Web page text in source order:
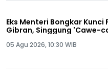
Eks Menteri Bongkar Kunci
Gibran, Singgung 'Cawe-
05 Agu 2026, 10:30 WIB